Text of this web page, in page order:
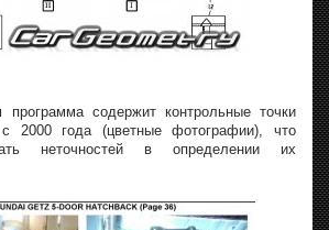
содержит контрольные точки
2000 года (цветные фотографии), что
неточностей в определении их